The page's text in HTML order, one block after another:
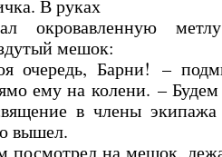
В руках
мешок:
очередь, Барни! –
ему на колени. – Будем
в члены экипажа
вышел.
на мешок,